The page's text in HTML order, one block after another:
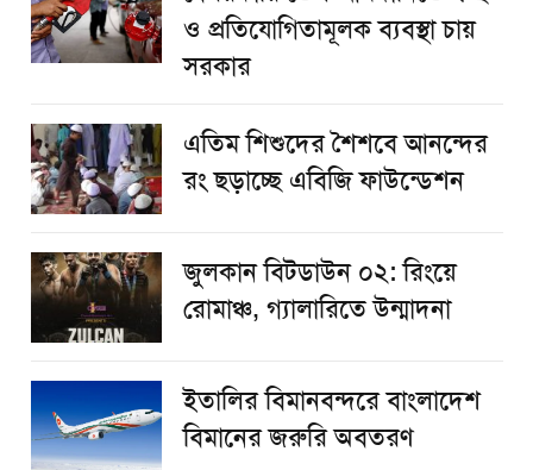
ও প্রতিযোগিতামূলক ব্যবস্থা চায়
সরকার
এতিম শিশুদের শৈশবে আনন্দের
রং ছড়াচ্ছে এবিজি ফাউন্ডেশন
জুলকান বিটডাউন ০২: রিংয়ে
রোমাঞ্চ, গ্যালারিতে উন্মাদনা
ইতালির বিমানবন্দরে বাংলাদেশ
বিমানের জরুরি অবতরণ